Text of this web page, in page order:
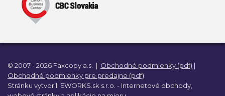
© 2007 - 2026 Faxcopy a.s. | Obchodné podmienky (pdf) |
Obchodné podmienky pre predajne (pdf)
Stránku vytvoril: EWORKS.sk s.r.o. - Internetové obchody,